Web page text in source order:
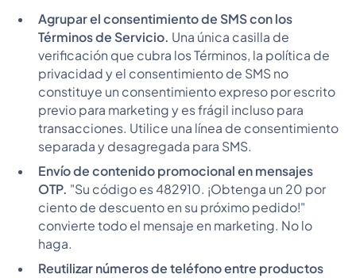
Agrupar el consentimiento de SMS con los
Términos de Servicio. Una única casilla de
verificación que cubra los Términos, la política de
privacidad y el consentimiento de SMS no
constituye un consentimiento expreso por escrito
previo para marketing y es frágil incluso para
transacciones. Utilice una línea de consentimiento
separada y desagregada para SMS.
Envío de contenido promocional en mensajes
OTP. "Su código es 482910. ¡Obtenga un 20 por
ciento de descuento en su próximo pedido!"
convierte todo el mensaje en marketing. No lo
haga.
Reutilizar números de teléfono entre productos